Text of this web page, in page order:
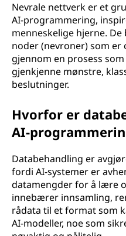
Nevrale nettverk er et
AI-programmering,
menneskelige hjerne.
noder (nevroner) som er
gjennom en prosess
gjenkjenne mønstre,
beslutninger.
Hvorfor er
AI-
Databehandling er
fordi AI-systemer er
datamengder for å lære
innebærer innsamling,
rådata til et format som
AI-modeller, noe som